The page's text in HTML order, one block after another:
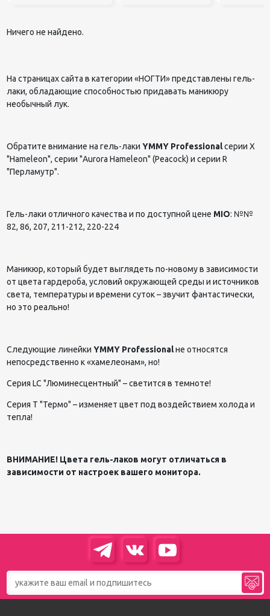
Ничего не найдено.
На страницах сайта в категории «НОГТИ» представлены гель-
лаки, обладающие способностью придавать маникюру
необычный лук.
Обратите внимание на гель-лаки YMMY Professionalсерии X
"Hameleon", серии "Aurora Hameleon" (Peacock) и серии R
"Перламутр".
Гель-лаки отличного качества и по доступной цене MIO: №№
82, 86, 207, 211-212, 220-224
Маникюр, который будет выглядеть по-новому в зависимости
от цвета гардероба, условий окружающей среды и источников
света, температуры и времени суток – звучит фантастически,
но это реально!
Следующие линейки YMMY Professionalне относятся
непосредственно к «хамелеонам», но!
Серия LC "Люминесцентный" – светится в темноте!
Серия T "Термо" – изменяет цвет под воздействием холода и
тепла!
ВНИМАНИЕ! Цвета гель-лаков могут отличаться в
зависимости от настроек вашего монитора.